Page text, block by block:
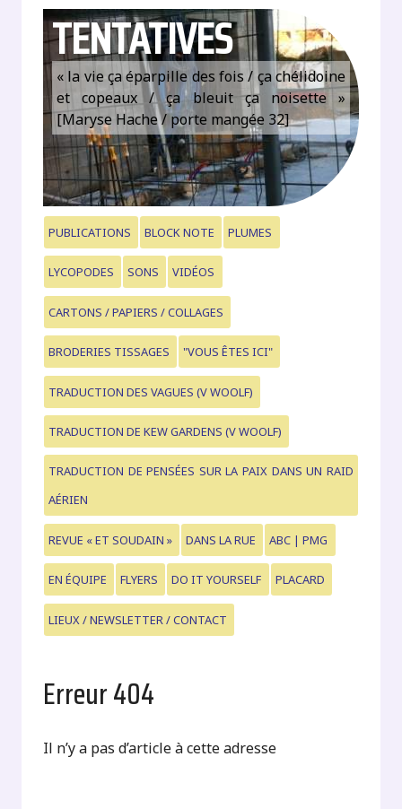
TENTATIVES
« la vie ça éparpille des fois / ça chélidoine
et copeaux / ça bleuit ça noisette »
[Maryse Hache / porte mangée 32]
PUBLICATIONS BLOCK NOTE PLUMES
LYCOPODES SONS VIDÉOS
CARTONS / PAPIERS / COLLAGES
BRODERIES TISSAGES "VOUS ÊTES ICI"
TRADUCTION DES VAGUES (V WOOLF)
TRADUCTION DE KEW GARDENS (V WOOLF)
TRADUCTION DE PENSÉES SUR LA PAIX DANS UN RAID
AÉRIEN
REVUE « ET SOUDAIN » DANS LA RUE ABC | PMG
EN ÉQUIPE FLYERS DO IT YOURSELF PLACARD
LIEUX / NEWSLETTER / CONTACT
Erreur 404
Il n’y a pas d’article à cette adresse